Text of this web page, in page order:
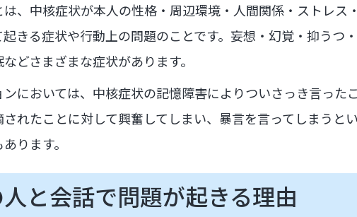
、中核症状が本人の性格・周辺環境・人間関係・ストレス
きる症状や行動上の問題のことです。妄想・幻覚・抑うつ
どさまざまな症状があります。
においては、中核症状の記憶障害によりついさっき言った
れたことに対して興奮してしまい、暴言を言ってしまうと
ります。
と会話で問題が起きる理由